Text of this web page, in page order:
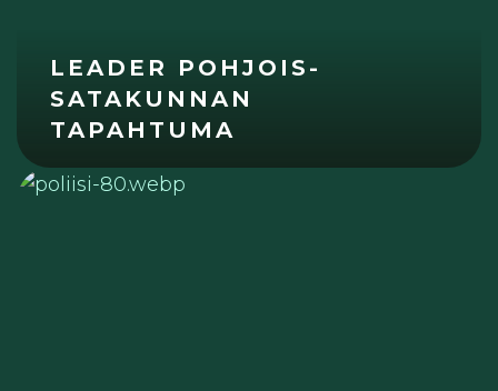
LEADER POHJOIS-
SATAKUNNAN
TAPAHTUMA